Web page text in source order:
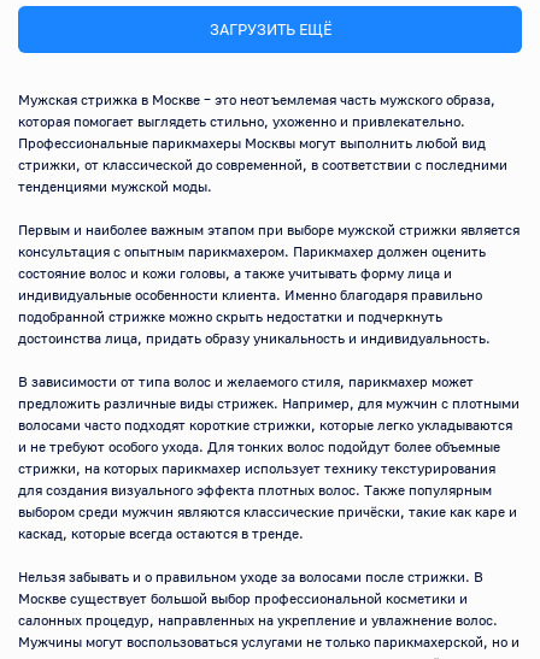
ЗАГРУЗИТЬ ЕЩЁ
Мужская стрижка в Москве – это неотъемлемая часть мужского образа,
которая помогает выглядеть стильно, ухоженно и привлекательно.
Профессиональные парикмахеры Москвы могут выполнить любой вид
стрижки, от классической до современной, в соответствии с последними
тенденциями мужской моды.
Первым и наиболее важным этапом при выборе мужской стрижки является
консультация с опытным парикмахером. Парикмахер должен оценить
состояние волос и кожи головы, а также учитывать форму лица и
индивидуальные особенности клиента. Именно благодаря правильно
подобранной стрижке можно скрыть недостатки и подчеркнуть
достоинства лица, придать образу уникальность и индивидуальность.
В зависимости от типа волос и желаемого стиля, парикмахер может
предложить различные виды стрижек. Например, для мужчин с плотными
волосами часто подходят короткие стрижки, которые легко укладываются
и не требуют особого ухода. Для тонких волос подойдут более объемные
стрижки, на которых парикмахер использует технику текстурирования
для создания визуального эффекта плотных волос. Также популярным
выбором среди мужчин являются классические причёски, такие как каре и
каскад, которые всегда остаются в тренде.
Нельзя забывать и о правильном уходе за волосами после стрижки. В
Москве существует большой выбор профессиональной косметики и
салонных процедур, направленных на укрепление и увлажнение волос.
Мужчины могут воспользоваться услугами не только парикмахерской, но и